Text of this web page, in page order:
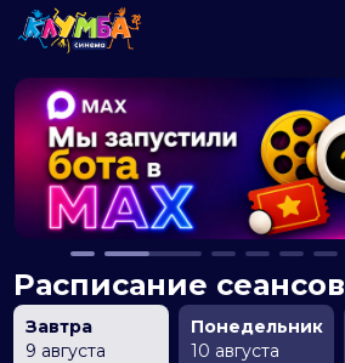
Расписание сеансов
Завтра
9 августа
Понедельник
10 августа